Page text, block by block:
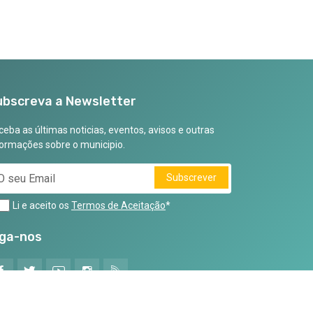
a Newsletter
as últimas noticias, eventos, avisos e outras
sobre o municipio.
Subscrever
Li e aceito os Termos de Aceitação*
nos